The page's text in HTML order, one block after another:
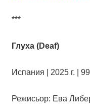
***
Глуха (Deaf)
Испания | 2025 г. |
Режисьор: Ева